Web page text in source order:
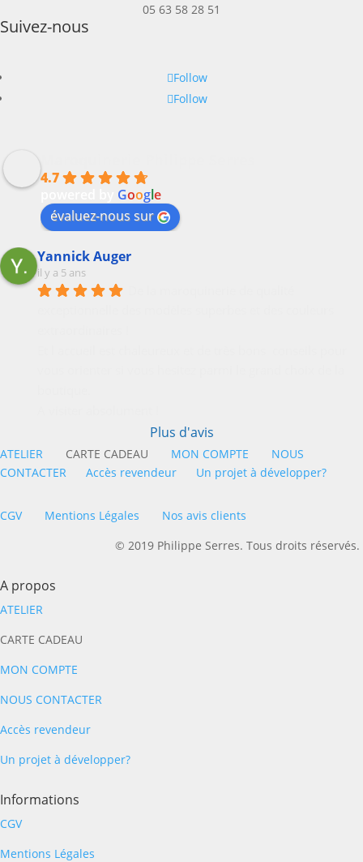
05 63 58 28 51
Suivez-nous
Follow
Follow
4.7
Google
évaluez-nous sur
Yannick Auger
il y a 5 ans
Plus d'avis
ATELIER CARTE CADEAU MON COMPTE
NOUS
CONTACTER
Accès revendeur Un projet à développer?
CGV Mentions Légales
Nos avis clients
© 2019 Philippe Serres. Tous droits réservés.
A propos
ATELIER
CARTE CADEAU
MON COMPTE
NOUS CONTACTER
Accès revendeur
Un projet à développer?
Informations
CGV
Mentions Légales